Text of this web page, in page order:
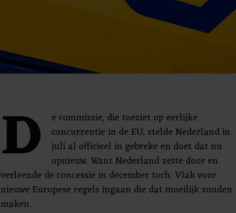
D
e commissie, die toeziet op eerlijke
concurrentie in de EU, stelde Nederland in
juli al officieel in gebreke en doet dat nu
opnieuw. Want Nederland zette door en
verleende de concessie in december toch. Vlak voor
nieuwe Europese regels ingaan die dat moeilijk zouden
maken.